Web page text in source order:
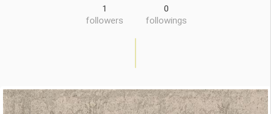
0
followings
1
followers